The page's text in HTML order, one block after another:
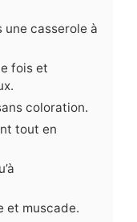
casserole à
fois et
coloration.
tout en
et muscade.